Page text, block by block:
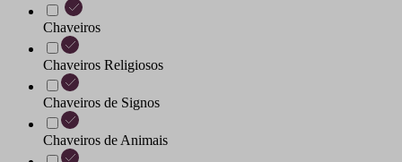
Chaveiros
Chaveiros Religiosos
Chaveiros de Signos
Chaveiros de Animais